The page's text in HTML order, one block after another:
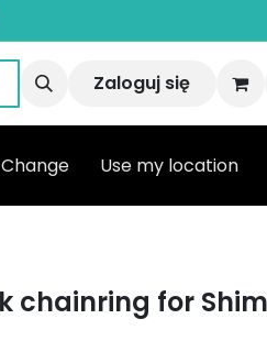
Zaloguj się
Change Use my location
chainring for